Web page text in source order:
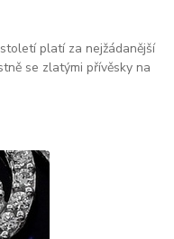
platí za nejžádanější
se zlatými přívěsky na